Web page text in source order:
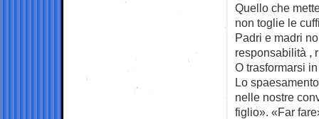
Quello che
non toglie le
Padri e madri
responsabilità ,
O trasformarsi
Lo
nelle nostre
figlio». «Far